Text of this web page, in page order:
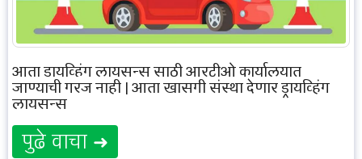
आता ड्रायव्हिंग लायसन्स साठी आरटीओ कार्यालयात
जाण्याची गरज नाही | आता खासगी संस्था देणार ड्रायव्हिंग
लायसन्स
पुढे वाचा ➜